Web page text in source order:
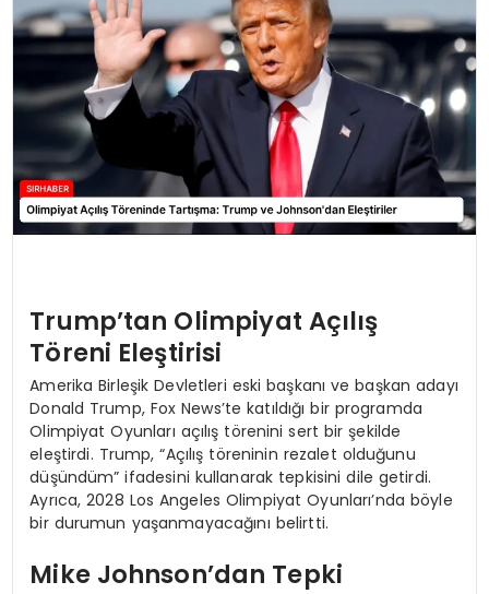
Trump’tan Olimpiyat Açılış
Töreni Eleştirisi
Amerika Birleşik Devletleri eski başkanı ve başkan adayı
Donald Trump, Fox News’te katıldığı bir programda
Olimpiyat Oyunları açılış törenini sert bir şekilde
eleştirdi. Trump, “Açılış töreninin rezalet olduğunu
düşündüm” ifadesini kullanarak tepkisini dile getirdi.
Ayrıca, 2028 Los Angeles Olimpiyat Oyunları’nda böyle
bir durumun yaşanmayacağını belirtti.
Mike Johnson’dan Tepki